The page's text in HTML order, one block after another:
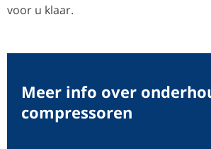
voor u klaar.
Meer info over
compressoren